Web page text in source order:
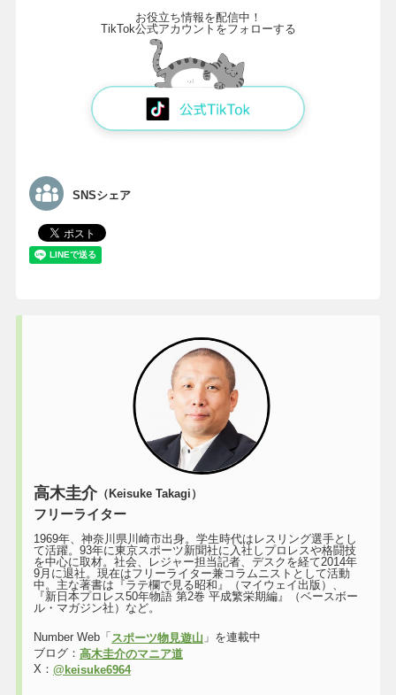
お役立ち情報を配信中！
TikTok公式アカウントをフォローする
SNSシェア
高木圭介（Keisuke Takagi）
フリーライター
1969年、神奈川県川崎市出身。学生時代はレスリング選手とし
て活躍。93年に東京スポーツ新聞社に入社しプロレスや格闘技
を中心に取材。社会、レジャー担当記者、デスクを経て2014年
9月に退社。現在はフリーライター兼コラムニストとして活動
中。主な著書は『ラテ欄で見る昭和』（マイウェイ出版）、
『新日本プロレス50年物語 第2巻 平成繁栄期編』（ベースボー
ル・マガジン社）など。
Number Web「 スポーツ物見遊山 」を連載中
ブログ： 高木圭介のマニア道
X： @keisuke6964